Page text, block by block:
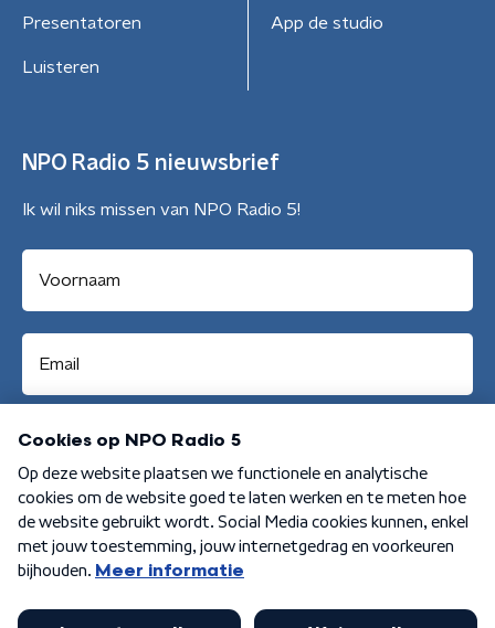
Presentatoren
Luisteren
App de studio
NPO Radio 5 nieuwsbrief
Ik wil niks missen van NPO Radio 5!
Aanmelden
Algemene voorwaarden